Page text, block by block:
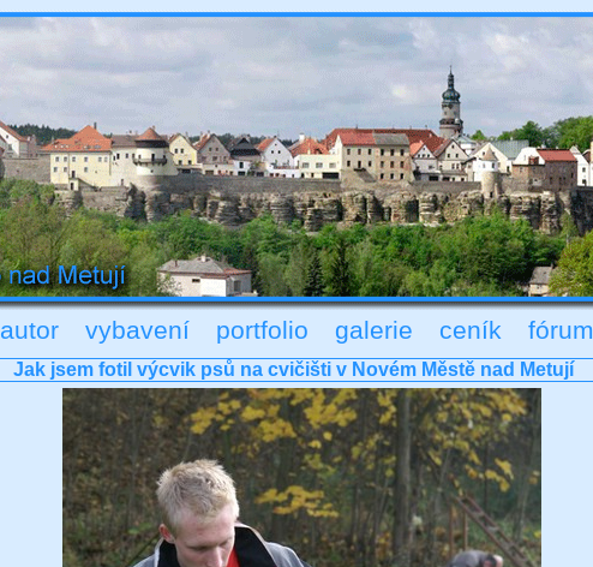
autor vybavení portfolio galerie ceník fórum
Jak jsem fotil výcvik psů na cvičišti v Novém Městě nad Metují